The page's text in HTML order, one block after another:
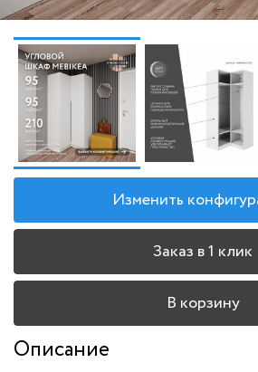
Изменить
Заказ в 1 клик
В корзину
Описание